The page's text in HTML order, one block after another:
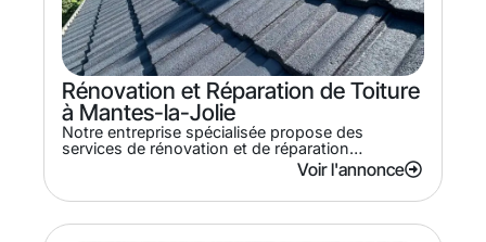
Rénovation et Réparation de Toiture
à Mantes-la-Jolie
Notre entreprise spécialisée propose des
services de rénovation et de réparation…
Voir l'annonce